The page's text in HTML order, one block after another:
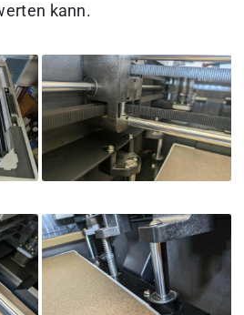
kann.